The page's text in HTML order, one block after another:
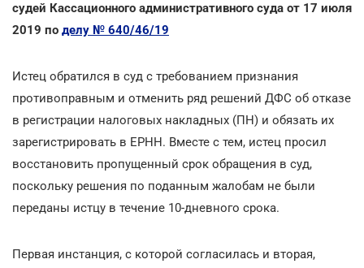
судей Кассационного административного суда от 17 июля
2019 по делу № 640/46/19
Истец обратился в суд с требованием признания
противоправным и отменить ряд решений ДФС об отказе
в регистрации налоговых накладных (ПН) и обязать их
зарегистрировать в ЕРНН. Вместе с тем, истец просил
восстановить пропущенный срок обращения в суд,
поскольку решения по поданным жалобам не были
переданы истцу в течение 10-дневного срока.
Первая инстанция, с которой согласилась и вторая,